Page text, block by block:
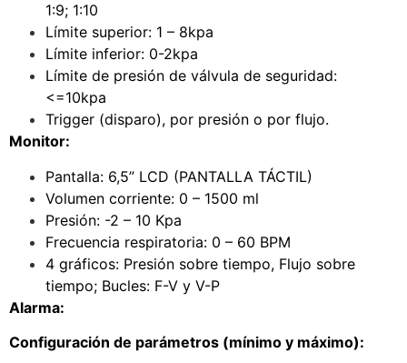
1:9; 1:10
Límite superior: 1 – 8kpa
Límite inferior: 0-2kpa
Límite de presión de válvula de seguridad:
<=10kpa
Trigger (disparo), por presión o por flujo.
Monitor:
Pantalla: 6,5” LCD (PANTALLA TÁCTIL)
Volumen corriente: 0 – 1500 ml
Presión: -2 – 10 Kpa
Frecuencia respiratoria: 0 – 60 BPM
4 gráficos: Presión sobre tiempo, Flujo sobre
tiempo; Bucles: F-V y V-P
Alarma:
Configuración de parámetros (mínimo y máximo):